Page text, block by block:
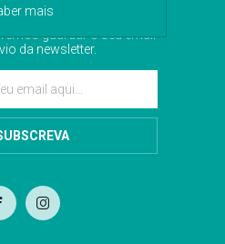
para receber as
guardar o seu email
da newsletter.
mais